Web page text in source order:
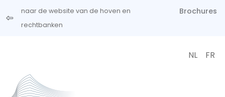
Overslaan en naar de inhoud gaan
naar de website van de hoven en
rechtbanken
Brochures
NL FR